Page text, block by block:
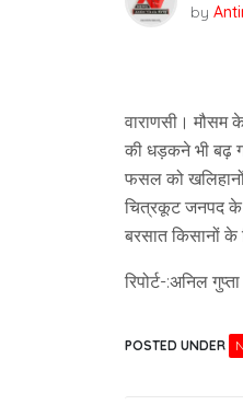
by
वाराणसी। मौसम
की धड़कने भी बढ़
फसल को खलिहानों
चित्रकूट जनपद के
बरसात किसानों
रिपोर्ट-:अनिल
POSTED UNDER